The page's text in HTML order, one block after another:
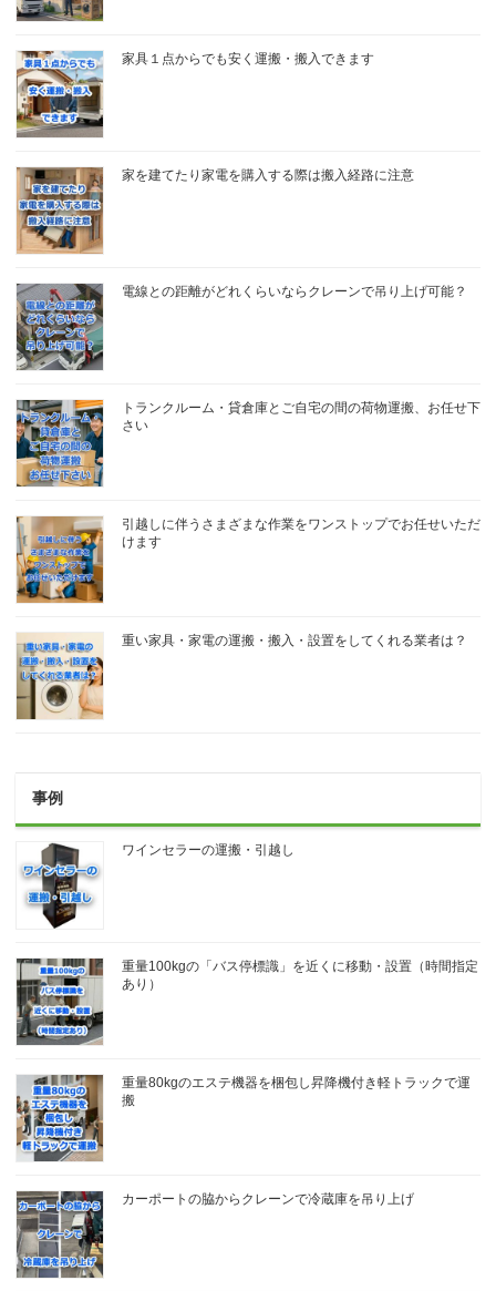
家具１点からでも安く運搬・搬入できます
家を建てたり家電を購入する際は搬入経路に注意
電線との距離がどれくらいならクレーンで吊り上げ可能？
トランクルーム・貸倉庫とご自宅の間の荷物運搬、お任せ下
さい
引越しに伴うさまざまな作業をワンストップでお任せいただ
けます
重い家具・家電の運搬・搬入・設置をしてくれる業者は？
事例
ワインセラーの運搬・引越し
重量100kgの「バス停標識」を近くに移動・設置（時間指定
あり）
重量80kgのエステ機器を梱包し昇降機付き軽トラックで運
搬
カーポートの脇からクレーンで冷蔵庫を吊り上げ